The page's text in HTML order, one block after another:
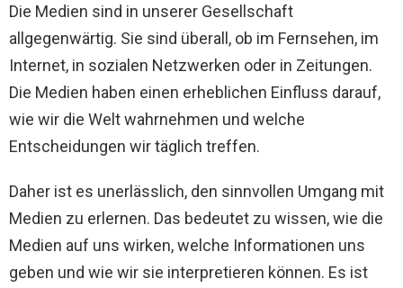
Die Medien sind in unserer Gesellschaft
allgegenwärtig. Sie sind überall, ob im Fernsehen, im
Internet, in sozialen Netzwerken oder in Zeitungen.
Die Medien haben einen erheblichen Einfluss darauf,
wie wir die Welt wahrnehmen und welche
Entscheidungen wir täglich treffen.
Daher ist es unerlässlich, den sinnvollen Umgang mit
Medien zu erlernen. Das bedeutet zu wissen, wie die
Medien auf uns wirken, welche Informationen uns
geben und wie wir sie interpretieren können. Es ist